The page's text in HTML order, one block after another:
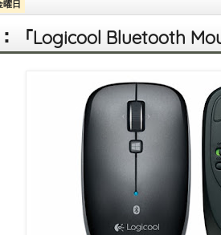
曜日
「Logicool Bluetooth